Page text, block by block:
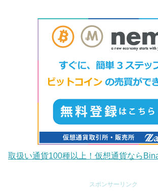
取扱い通貨100種以上！仮想通貨なら
スポンサーリンク